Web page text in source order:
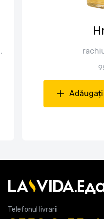
Adăugați
Telefonul livrarii